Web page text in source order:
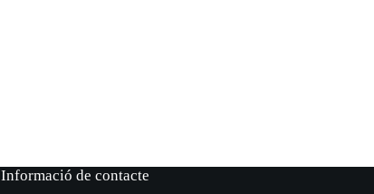
Informació de contacte